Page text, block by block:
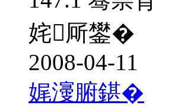
姹厛鐢�
2008-04-11
娓濅腑鍖�